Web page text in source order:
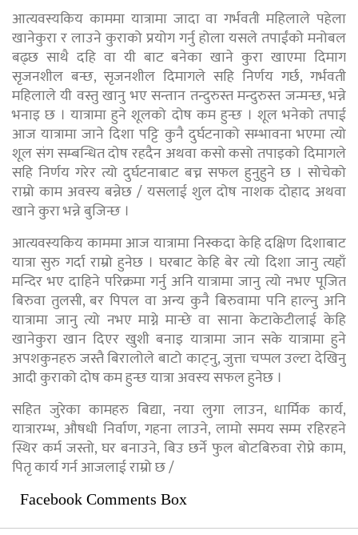
आत्यवस्यकिय काममा यात्रामा जादा वा गर्भवती महिलाले पहेला
खानेकुरा र लाउने कुराको प्रयोग गर्नु होला यसले तपाईंको मनोबल
बढ्छ साथै दहि वा यी बाट बनेका खाने कुरा खाएमा दिमाग
सृजनशील बन्छ, सृजनशील दिमागले सहि निर्णय गर्छ, गर्भवती
महिलाले यी वस्तु खानु भए सन्तान तन्दुरुस्त मन्दुरुस्त जन्मन्छ, भन्ने
भनाइ छ । यात्रामा हुने शूलको दोष कम हुन्छ । शूल भनेको तपाई
आज यात्रामा जाने दिशा पट्टि कुनै दुर्घटनाको सम्भावना भएमा त्यो
शूल संग सम्बन्धित दोष रहदैन अथवा कसो कसो तपाइको दिमागले
सहि निर्णय गरेर त्यो दुर्घटनाबाट बच्न सफल हुनुहुने छ । सोचेको
राम्रो काम अवस्य बन्नेछ / यसलाई शुल दोष नाशक दोहाद अथवा
खाने कुरा भन्ने बुजिन्छ ।
आत्यवस्यकिय काममा आज यात्रामा निस्कदा केहि दक्षिण दिशाबाट
यात्रा सुरु गर्दा राम्रो हुनेछ । घरबाट केहि बेर त्यो दिशा जानु त्यहाँ
मन्दिर भए दाहिने परिक्रमा गर्नु अनि यात्रामा जानु त्यो नभए पूजित
बिरुवा तुलसी, बर पिपल वा अन्य कुनै बिरुवामा पनि हाल्नु अनि
यात्रामा जानु त्यो नभए माग्ने मान्छे वा साना केटाकेटीलाई केहि
खानेकुरा खान दिएर खुशी बनाइ यात्रामा जान सके यात्रामा हुने
अपशकुनहरु जस्तै बिरालोले बाटो काट्नु, जुत्ता चप्पल उल्टा देखिनु
आदी कुराको दोष कम हुन्छ यात्रा अवस्य सफल हुनेछ ।
सहित जुरेका कामहरु बिद्या, नया लुगा लाउन, धार्मिक कार्य,
यात्रारम्भ, औषधी निर्वाण, गहना लाउने, लामो समय सम्म रहिरहने
स्थिर कर्म जस्तो, घर बनाउने, बिउ छर्ने फुल बोटबिरुवा रोप्ने काम,
पितृ कार्य गर्न आजलाई राम्रो छ /
Facebook Comments Box